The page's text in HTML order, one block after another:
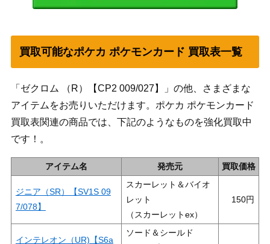
買取可能なポケカ ポケモンカード 買取表一覧
「ゼクロム （R）【CP2 009/027】」の他、さまざまな
アイテムをお売りいただけます。ポケカ ポケモンカード
買取表関連の商品では、下記のようなものを強化買取中
です！。
アイテム名 発売元 買取価格
ジニア（SR）【SV1S 09
7/078】
スカーレット＆バイオ
レット
（スカーレットex）
150
インテレオン（UR)【S6a
ソード＆シールド